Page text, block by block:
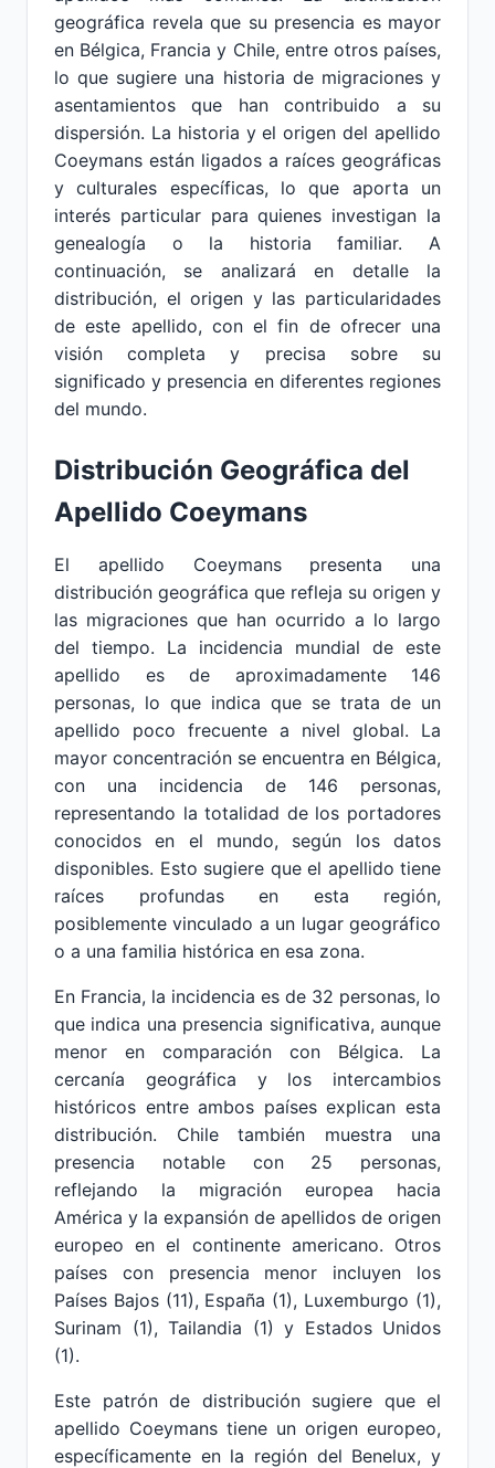
geográfica revela que su presencia es mayor
en Bélgica, Francia y Chile, entre otros países,
lo que sugiere una historia de migraciones y
asentamientos que han contribuido a su
dispersión. La historia y el origen del apellido
Coeymans están ligados a raíces geográficas
y culturales específicas, lo que aporta un
interés particular para quienes investigan la
genealogía o la historia familiar. A
continuación, se analizará en detalle la
distribución, el origen y las particularidades
de este apellido, con el fin de ofrecer una
visión completa y precisa sobre su
significado y presencia en diferentes regiones
del mundo.
Distribución Geográfica del
Apellido Coeymans
El apellido Coeymans presenta una
distribución geográfica que refleja su origen y
las migraciones que han ocurrido a lo largo
del tiempo. La incidencia mundial de este
apellido es de aproximadamente 146
personas, lo que indica que se trata de un
apellido poco frecuente a nivel global. La
mayor concentración se encuentra en Bélgica,
con una incidencia de 146 personas,
representando la totalidad de los portadores
conocidos en el mundo, según los datos
disponibles. Esto sugiere que el apellido tiene
raíces profundas en esta región,
posiblemente vinculado a un lugar geográfico
o a una familia histórica en esa zona.
En Francia, la incidencia es de 32 personas, lo
que indica una presencia significativa, aunque
menor en comparación con Bélgica. La
cercanía geográfica y los intercambios
históricos entre ambos países explican esta
distribución. Chile también muestra una
presencia notable con 25 personas,
reflejando la migración europea hacia
América y la expansión de apellidos de origen
europeo en el continente americano. Otros
países con presencia menor incluyen los
Países Bajos (11), España (1), Luxemburgo (1),
Surinam (1), Tailandia (1) y Estados Unidos
(1).
Este patrón de distribución sugiere que el
apellido Coeymans tiene un origen europeo,
específicamente en la región del Benelux, y